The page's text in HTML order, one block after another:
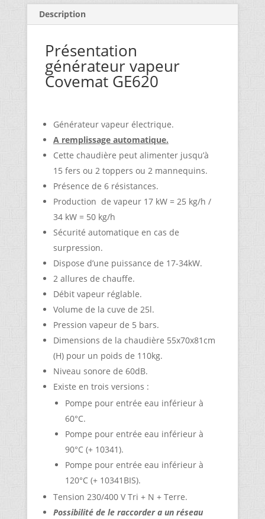
Description
Présentation
générateur vapeur
Covemat GE620
Générateur vapeur électrique.
A remplissage automatique.
Cette chaudière peut alimenter jusqu’à
15 fers ou 2 toppers ou 2 mannequins.
Présence de 6 résistances.
Production de vapeur 17 kW = 25 kg/h /
34 kW = 50 kg/h
Sécurité automatique en cas de
surpression.
Dispose d’une puissance de 17-34kW.
2 allures de chauffe.
Débit vapeur réglable.
Volume de la cuve de 25l.
Pression vapeur de 5 bars.
Dimensions de la chaudière 55x70x81cm
(H) pour un poids de 110kg.
Niveau sonore de 60dB.
Existe en trois versions :
Pompe pour entrée eau inférieur à
60°C.
Pompe pour entrée eau inférieur à
90°C (+ 10341).
Pompe pour entrée eau inférieur à
120°C (+ 10341BIS).
Tension 230/400 V Tri + N + Terre.
Possibilité de le raccorder a un réseau